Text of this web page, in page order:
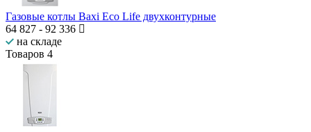
Газовые котлы Baxi Eco Life двухконтурные
64 827 - 92 336
на складе
Товаров 4